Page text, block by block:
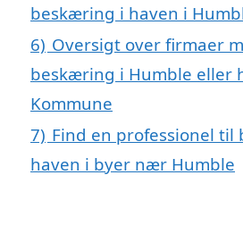
beskæring i haven i
6) Oversigt over firmaer
beskæring i Humble eller
Kommune
7) Find en professionel
haven i byer nær Humble